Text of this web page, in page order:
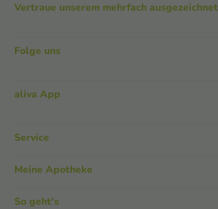
Vertraue unserem mehrfach
Folge uns
aliva App
Service
Meine Apotheke
So geht's